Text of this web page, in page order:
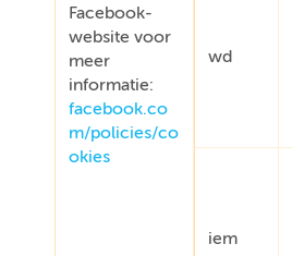
Facebook-
website voor
meer
informatie:
facebook.co
m/policies/co
okies
wd
iem